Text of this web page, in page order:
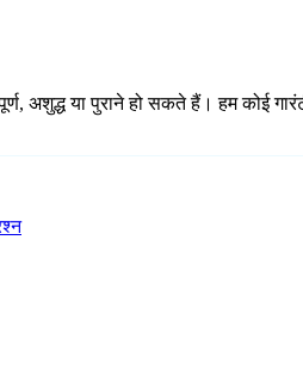
या पुराने हो सकते हैं। हम कोई